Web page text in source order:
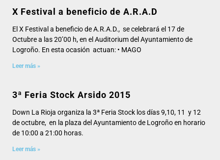
X Festival a beneficio de A.R.A.D
El X Festival a beneficio de A.R.A.D., se celebrará el 17 de
Octubre a las 20’00 h, en el Auditorium del Ayuntamiento de
Logroño. En esta ocasión actuan: • MAGO
Leer más »
3ª Feria Stock Arsido 2015
Down La Rioja organiza la 3ª Feria Stock los días 9,10, 11 y 12
de octubre, en la plaza del Ayuntamiento de Logroño en horario
de 10:00 a 21:00 horas.
Leer más »